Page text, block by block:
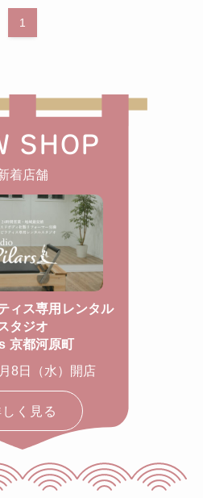
1
SHOP
着店舗
ィス専用レンタル
タジオ
京都河原町
8日（水）開店
く見る